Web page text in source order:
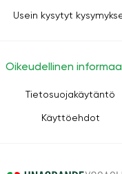
Usein kysytyt
Oikeudellinen
Tietosuojakäytäntö
Käyttöehdot